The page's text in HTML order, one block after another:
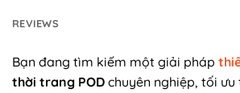
REVIEWS
Bạn đang tìm kiếm một giải pháp
thời trang POD chuyên nghiệp, tối